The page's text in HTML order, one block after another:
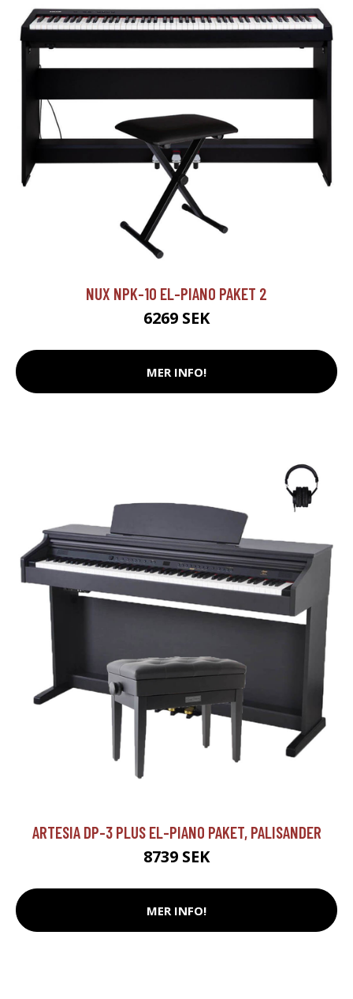
NUX NPK-10 EL-PIANO PAKET 2
6269 SEK
MER INFO!
ARTESIA DP-3 PLUS EL-PIANO PAKET, PALISANDER
8739 SEK
MER INFO!